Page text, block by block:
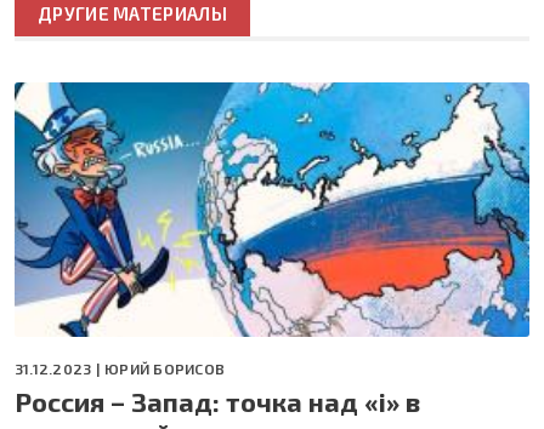
ДРУГИЕ МАТЕРИАЛЫ
31.12.2023 | ЮРИЙ БОРИСОВ
Россия – Запад: точка над «i» в